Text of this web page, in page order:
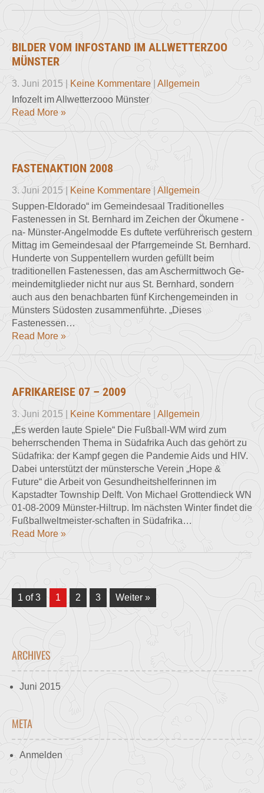
BILDER VOM INFOSTAND IM ALLWETTERZOO
MÜNSTER
3. Juni 2015 Keine Kommentare
Allgemein
Infozelt im Allwetterzooo Münster
Read More »
FASTENAKTION 2008
3. Juni 2015 Keine Kommentare
Allgemein
Suppen-Eldorado“ im Gemeindesaal Traditionelles
Fastenessen in St. Bernhard im Zeichen der Ökumene -
na- Münster-Angelmodde Es duftete verführerisch ges­tern
Mittag im Gemeindesaal der Pfarrgemeinde St. Bern­hard.
Hunderte von Suppen­tellern wurden gefüllt beim
traditionellen Fastenessen, das am Aschermittwoch Ge­
meindemitglieder nicht nur aus St. Bernhard, sondern
auch aus den benachbarten fünf Kirchengemeinden in
Münsters Südosten zusammenführte. „Dieses
Fastenessen…
Read More »
AFRIKAREISE 07 – 2009
3. Juni 2015 Keine Kommentare
Allgemein
„Es werden laute Spiele“ Die Fußball-WM wird zum
beherrschenden Thema in Südafrika Auch das gehört zu
Südafrika: der Kampf gegen die Pandemie Aids und HIV.
Dabei unterstützt der münstersche Verein „Hope &
Future“ die Arbeit von Gesundheitshelferinnen im
Kapstadter Township Delft. Von Michael Grottendieck WN
01-08-2009 Münster-Hiltrup. Im nächsten Winter findet die
Fußballweltmeister-schaften in Südafrika…
Read More »
1 of 3 1 2 3 Weiter »
ARCHIVES
Juni 2015
META
Anmelden